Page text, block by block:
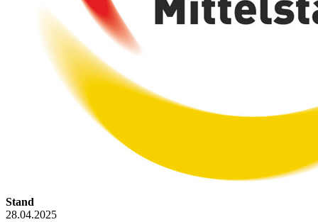
Stand
28.04.2025